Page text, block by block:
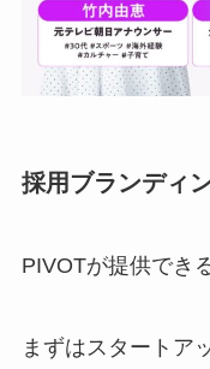
採用ブランディ
PIVOTが提供でき
まずはスタートア